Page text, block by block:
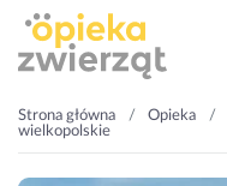
Strona główna Opieka
wielkopolskie